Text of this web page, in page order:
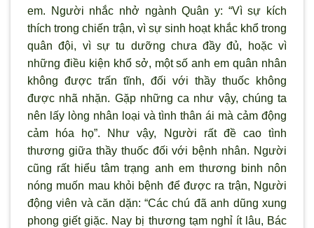
em. Người nhắc nhở ngành Quân y: “Vì sự kích
thích trong chiến trận, vì sự sinh hoạt khắc khổ trong
quân đội, vì sự tu dưỡng chưa đầy đủ, hoặc vì
những điều kiện khổ sở, một số anh em quân nhân
không được trấn tĩnh, đối với thầy thuốc không
được nhã nhặn. Gặp những ca như vậy, chúng ta
nên lấy lòng nhân loại và tình thân ái mà cảm động
cảm hóa họ”. Như vậy, Người rất đề cao tình
thương giữa thầy thuốc đối với bệnh nhân. Người
cũng rất hiểu tâm trạng anh em thương binh nôn
nóng muốn mau khỏi bệnh để được ra trận, Người
động viên và căn dặn: “Các chú đã anh dũng xung
phong giết giặc. Nay bị thương tạm nghỉ ít lâu, Bác